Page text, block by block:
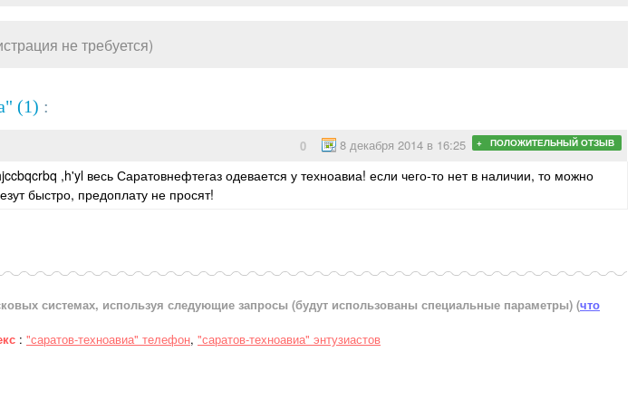
не требуется)
(1) :
+ ПОЛОЖИТЕЛЬНЫЙ ОТЗЫВ
8 декабря 2014 в 16:25
0
,h'yl весь Саратовнефтегаз одевается у техноавиа! если чего-то нет в наличии, то можно
быстро, предоплату не просят!
системах, используя следующие запросы (будут использованы специальные параметры) (что
: "саратов-техноавиа" телефон, "саратов-техноавиа" энтузиастов